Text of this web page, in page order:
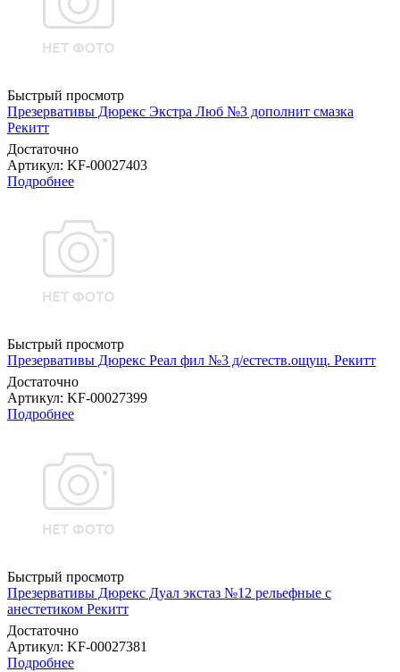
Быстрый просмотр
Презервативы Дюрекс Экстра Люб №3 дополнит смазка
Рекитт
Достаточно
Артикул: KF-00027403
Подробнее
Быстрый просмотр
Презервативы Дюрекс Реал фил №3 д/естеств.ощущ. Рекитт
Достаточно
Артикул: KF-00027399
Подробнее
Быстрый просмотр
Презервативы Дюрекс Дуал экстаз №12 рельефные с
анестетиком Рекитт
Достаточно
Артикул: KF-00027381
Подробнее